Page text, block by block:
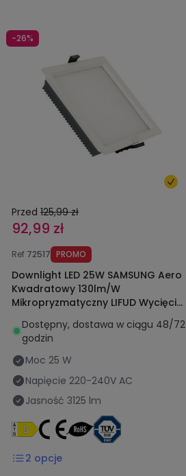
-26%
Przed 125,99 zł
92,99 zł
Ref 72517 PROMO
Downlight LED 25W SAMSUNG Aero
Kwadratowy 130lm/W
Mikropryzmatyczny LIFUD Wycięcie
Dostępny, dostawa w ciągu 48/72
godzin
Moc 25 W
Napięcie 220-240V AC
Jasność 3125 lm
2 opcje